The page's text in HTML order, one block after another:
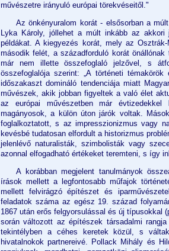
művészetre irányuló európai törekvéseitől."
Az önkényuralom korát - elsősorban a
Lyka Károly, jóllehet a múlt inkább az akkori
példákat. A kiegyezés korát, mely az
második felét, a századforduló korát
már nem illette összefoglaló jelzővel, s
összefoglalója szerint: „A történeti
időszakaszt domináló tendenciája miatt
művészek, akik jobban figyeltek a való élet
az európai művészetben már évtizedekkel
magányosok, a külön úton járók voltak.
foglalkoztatott, s az impresszionizmus vagy
kevésbé tudatosan elfordult a historizmus
jelenlévő naturalisták, szimbolisták vagy
azonnal elfogadható értékeket teremteni, s így
A korábban megjelent tanulmányok
írások mellett a legfontosabb műfajok
mellett felvirágzó építészet és
feladatok száma az egész 19. század
1867 után erős felgyorsulással és új típusokkal
során változott az építészek társadalmi
tekintélyben a céhes keretek közül, s
hivatalnokok partnereivé. Pollack Mihály és